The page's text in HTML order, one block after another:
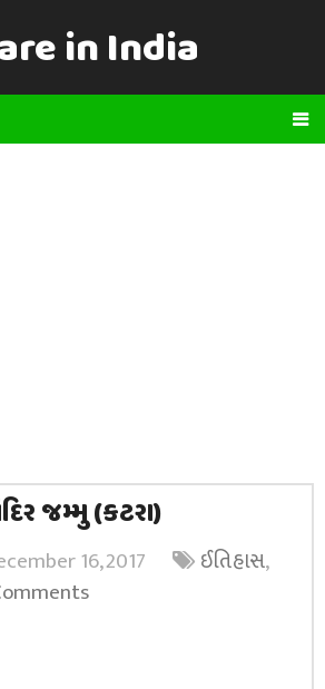
in India
જમ્મુ (કટરા)
16, 2017 ઈતિહાસ,